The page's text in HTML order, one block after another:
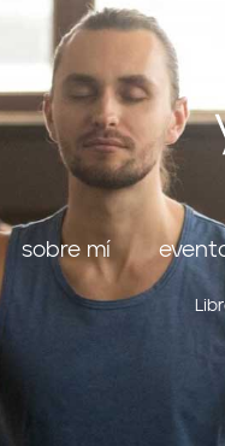
sobre mí